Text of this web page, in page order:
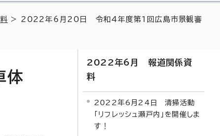
> 2022年6月20日 令和4年度第1回広島市景観審
体
2022年6月 報道関係資
料
2022年6月24日 清掃活動
「リフレッシュ瀬戸内」を開催しま
す！